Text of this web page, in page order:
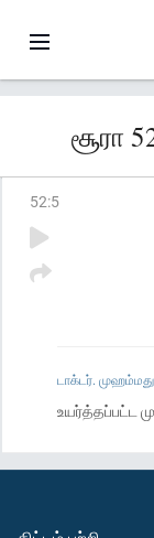
சூரா
52:5
டாக்டர்.
உயர்த்தப்பட்ட